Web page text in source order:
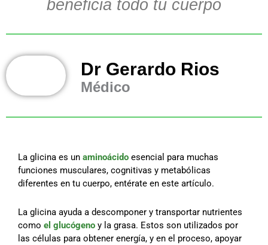
beneficia todo tu cuerpo
Dr Gerardo Rios
Médico
La glicina es un aminoácido esencial para muchas
funciones musculares, cognitivas y metabólicas
diferentes en tu cuerpo, entérate en este artículo.
La glicina ayuda a descomponer y transportar nutrientes
como el glucógeno y la grasa. Estos son utilizados por
las células para obtener energía, y en el proceso, apoyar